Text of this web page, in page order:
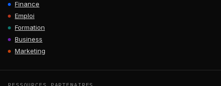
Finance
Emploi
Formation
Business
Marketing